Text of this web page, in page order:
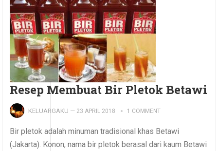
Resep Membuat Bir Pletok Betawi
KELUARGAKU — 23 APRIL 2018 1 COMMENT
Bir pletok adalah minuman tradisional khas Betawi
(Jakarta). Konon, nama bir pletok berasal dari kaum Betawi